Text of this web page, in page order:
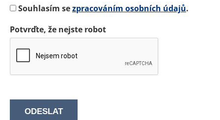
Souhlasím sezpracováním osobních údajů.
Potvrďte, že nejste robot